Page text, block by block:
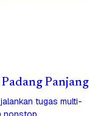
Padang Panjang
tugas multi-